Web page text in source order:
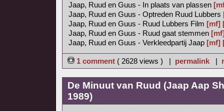
Jaap, Ruud en Guus - In plaats van plassen
Jaap, Ruud en Guus - Optreden Ruud Lubbers
Jaap, Ruud en Guus - Ruud Lubbers Film [mf]
Jaap, Ruud en Guus - Ruud gaat stemmen
Jaap, Ruud en Guus - Verkleedpartij Jaap [mf]
1 comment ( 2628 views ) | permalink|
De Minuut van Ruud (Jaap Aap
1989)